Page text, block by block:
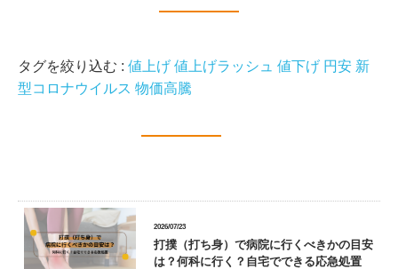
タグを絞り込む : 値上げ 値上げラッシュ 値下げ 円安 新
型コロナウイルス 物価高騰
2026/07/23
打撲（打ち身）で病院に行くべきかの目安
は？何科に行く？自宅でできる応急処置